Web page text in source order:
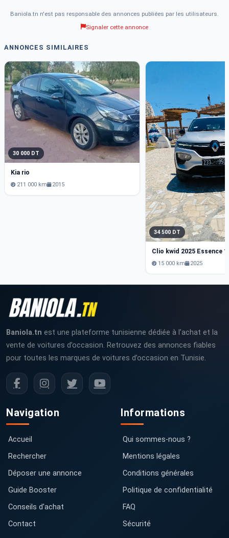
Baniola.tn n'est pas responsable des annonces publiées par les utilisateurs.
Signaler cette annonce
ANNONCES SIMILAIRES
30 000 DT
Kia rio
211 000 km 2015
34 500 DT
15 000 km 2025
Baniola.tn est une plateforme tunisienne dédiée à l’achat et la
vente de voitures d’occasion. Retrouvez des annonces fiables
pour toutes les marques de voitures d’occasion en Tunisie.
Navigation
Accueil
Rechercher
Déposer une annonce
Guide Booster
Conseils d'achat
Contact
Informations
Qui sommes-nous ?
Mentions légales
Conditions générales
Politique de confidentialité
FAQ
Sécurité